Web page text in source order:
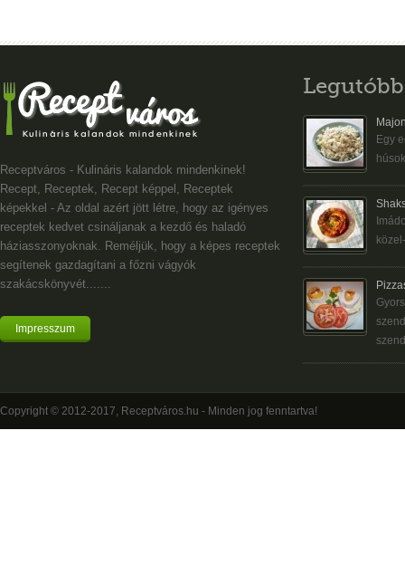
Receptváros - Kulináris kalandok mindenkinek!
Recept, Receptek, Recept képpel, Receptek
képekkel - Az oldal azért jött létre, hogy az igényes
receptek kedvet csináljanak a kezdő és haladó
háziasszonyoknak. Reméljük, hogy a képes receptek
segítenek gazdagítani a főzni vágyók
szakácskönyvét.......
Impresszum
Egy
Copyright © 2012-2017, Receptváros.hu - Minden jog fenntartva!